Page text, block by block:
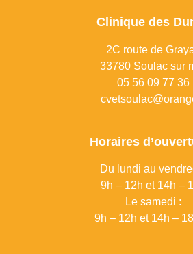
Clinique des
2C route de
33780 Soulac sur
05 56 09 77 36
Horaires
Du lundi au
9h – 12h et 14h –
Le samedi :
9h – 12h et 14h –